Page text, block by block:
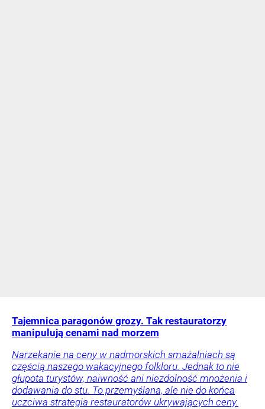
Tajemnica paragonów grozy. Tak restauratorzy
manipulują cenami nad morzem
Narzekanie na ceny w nadmorskich smażalniach są
częścią naszego wakacyjnego folkloru. Jednak to nie
głupota turystów, naiwność ani niezdolność mnożenia i
dodawania do stu. To przemyślana, ale nie do końca
uczciwa strategia restauratorów ukrywających ceny.